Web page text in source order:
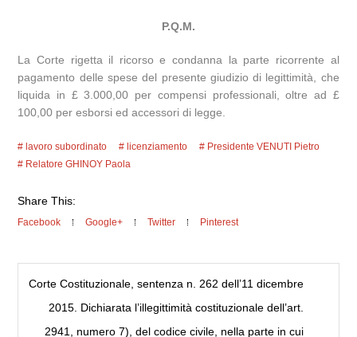
P.Q.M.
La Corte rigetta il ricorso e condanna la parte ricorrente al
pagamento delle spese del presente giudizio di legittimità, che
liquida in £ 3.000,00 per compensi professionali, oltre ad £
100,00 per esborsi ed accessori di legge.
lavoro subordinato licenziamento
Presidente VENUTI Pietro
Relatore GHINOY Paola
Share This:
Facebook Google+ Twitter Pinterest
Corte Costituzionale, sentenza n. 262 dell’11 dicembre
2015. Dichiarata l’illegittimità costituzionale dell’art.
2941, numero 7), del codice civile, nella parte in cui